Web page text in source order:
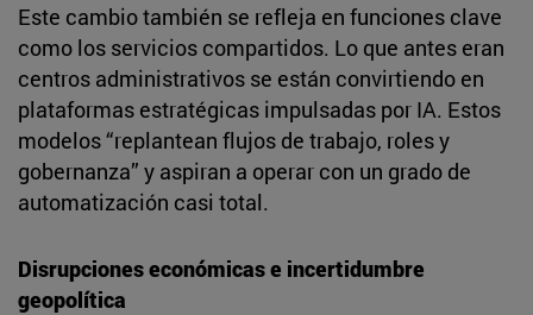
Este cambio también se refleja en funciones clave
como los servicios compartidos. Lo que antes eran
centros administrativos se están convirtiendo en
plataformas estratégicas impulsadas por IA. Estos
modelos “replantean flujos de trabajo, roles y
gobernanza” y aspiran a operar con un grado de
automatización casi total.
Disrupciones económicas e incertidumbre
geopolítica